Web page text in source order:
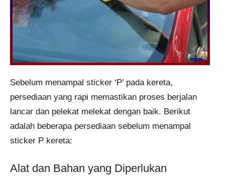
Sebelum menampal sticker ‘P’ pada kereta,
persediaan yang rapi memastikan proses berjalan
lancar dan pelekat melekat dengan baik. Berikut
adalah beberapa persediaan sebelum menampal
sticker P kereta:
Alat dan Bahan yang Diperlukan